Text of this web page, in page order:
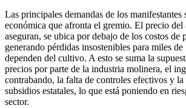
Las principales demandas de los manifestantes
económica que afronta el gremio. El precio del
aseguran, se ubica por debajo de los costos de
generando pérdidas insostenibles para miles
dependen del cultivo. A esto se suma la
precios por parte de la industria molinera, el
contrabando, la falta de controles efectivos y la
subsidios estatales, lo que está poniendo en
sector.